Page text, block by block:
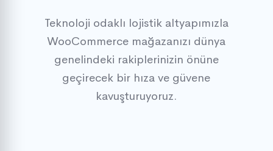
Teknoloji odaklı lojistik altyapımızla
WooCommerce mağazanızı dünya
genelindeki rakiplerinizin önüne
geçirecek bir hıza ve güvene
kavuşturuyoruz.